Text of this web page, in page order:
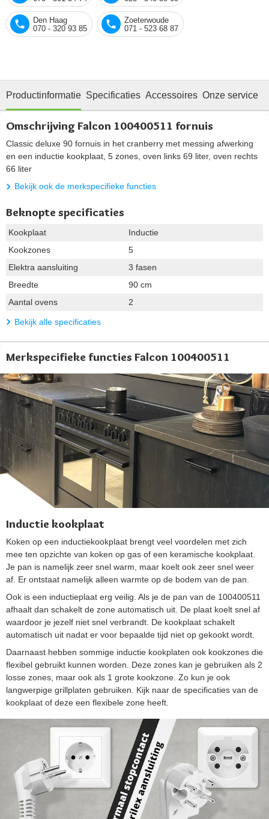
Den Haag
070 - 320 93 85
Zoeterwoude
071 - 523 68 87
Productinformatie Specificaties Accessoires Onze service
Omschrijving Falcon 100400511 fornuis
Classic deluxe 90 fornuis in het cranberry met messing afwerking
en een inductie kookplaat, 5 zones, oven links 69 liter, oven rechts
66 liter
Bekijk ook de merkspecifieke functies
Beknopte specificaties
Kookplaat
Inductie
Kookzones
5
Elektra aansluiting
3 fasen
Breedte
90 cm
Aantal ovens
2
Bekijk alle specificaties
Merkspecifieke functies Falcon 100400511
Inductie kookplaat
Koken op een inductiekookplaat brengt veel voordelen met zich
mee ten opzichte van koken op gas of een keramische kookplaat.
Je pan is namelijk zeer snel warm, maar koelt ook zeer snel weer
af. Er ontstaat namelijk alleen warmte op de bodem van de pan.
Ook is een inductieplaat erg veilig. Als je de pan van de 100400511
afhaalt dan schakelt de zone automatisch uit. De plaat koelt snel af
waardoor je jezelf niet snel verbrandt. De kookplaat schakelt
automatisch uit nadat er voor bepaalde tijd niet op gekookt wordt.
Daarnaast hebben sommige inductie kookplaten ook kookzones die
flexibel gebruikt kunnen worden. Deze zones kan je gebruiken als 2
losse zones, maar ook als 1 grote kookzone. Zo kun je ook
langwerpige grillplaten gebruiken. Kijk naar de specificaties van de
kookplaat of deze een flexibele zone heeft.